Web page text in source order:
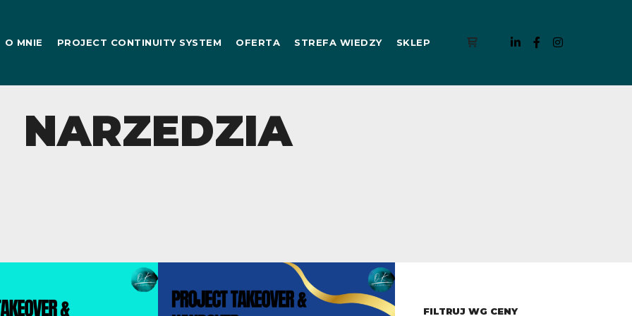
O MNIE PROJECT CONTINUITY SYSTEM OFERTA STREFA WIEDZY
SKLEP
NARZEDZIA
FILTRUJ WG CENY